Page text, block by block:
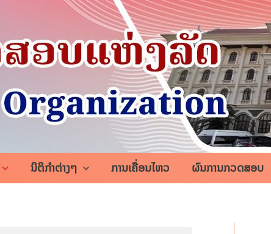
ນິຕິກຳຕ່າງໆ ການເຄື່ອນໄຫວ ຜົນການກວດສອບ